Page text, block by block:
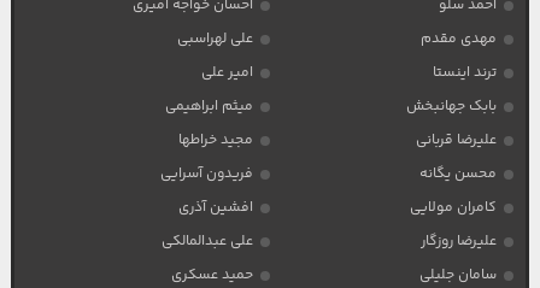
احمد سلو
احسان خواجه امیری
مهدی مقدم
علی لهراسبی
ترند اینستا
امیر علی
بابک جهانبخش
میثم ابراهیمی
علیرضا قربانی
مجید خراطها
محسن یگانه
فریدون آسرایی
کامران مولایی
افشین آذری
علیرضا روزگار
علی عبدالمالکی
سامان جلیلی
حمید عسکری